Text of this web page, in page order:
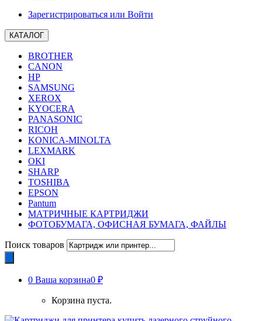
Зарегистрироваться или Войти
КАТАЛОГ
BROTHER
CANON
HP
SAMSUNG
XEROX
KYOCERA
PANASONIC
RICOH
KONICA-MINOLTA
LEXMARK
OKI
SHARP
TOSHIBA
EPSON
Pantum
МАТРИЧНЫЕ КАРТРИДЖИ
ФОТОБУМАГА, ОФИСНАЯ БУМАГА, ФАЙЛЫ
Поиск товаров
0 Ваша корзина0 ₽
Корзина пуста.